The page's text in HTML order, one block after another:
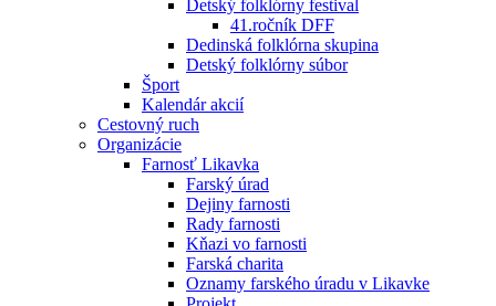
Detský folklórny festival
41.ročník DFF
Dedinská folklórna skupina
Detský folklórny súbor
Šport
Kalendár akcií
Cestovný ruch
Organizácie
Farnosť Likavka
Farský úrad
Dejiny farnosti
Rady farnosti
Kňazi vo farnosti
Farská charita
Oznamy farského úradu v Likavke